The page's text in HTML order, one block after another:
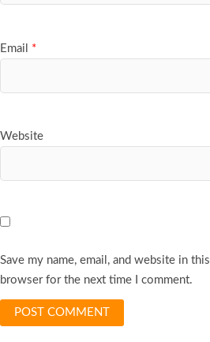
Email *
Website
Save my name, email, and website in this
browser for the next time I comment.